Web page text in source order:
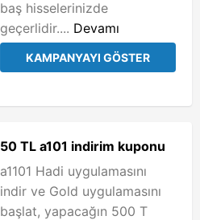
baş hisselerinizde
geçerlidir.... Devamı
KAMPANYAYI GÖSTER
50 TL a101 indirim kuponu
a1101 Hadi uygulamasını
indir ve Gold uygulamasını
başlat, yapacağın 500 T